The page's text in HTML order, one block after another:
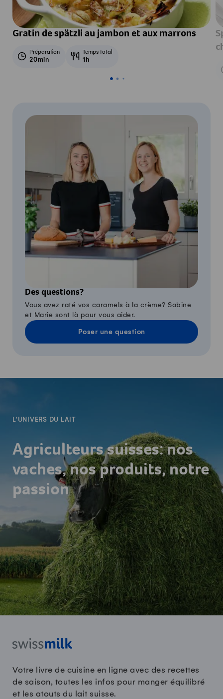
Gratin de spätzli au jambon et aux marrons
Préparation
20min
Temps total
1h
Des questions?
Vous avez raté vos caramels à la crème? Sabine
et Marie sont là pour vous aider.
Poser une question
L'UNIVERS DU LAIT
Agriculteurs suisses: nos
vaches, nos produits, notre
passion
Votre livre de cuisine en ligne avec des recettes
de saison, toutes les infos pour manger équilibré
et les atouts du lait suisse.